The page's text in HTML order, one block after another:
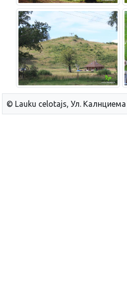
© Lauku сelotajs, Ул. Калнциема